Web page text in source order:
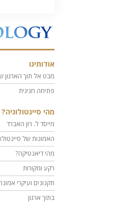
אודותינו
מבט אל תוך הארגון
פתיחה חגיגית
מהי סיינטולוגיה?
מייסד ל. רון האברד
האמונות של
מהי דיאנטיקה?
רקע ומקורות
תקנונים ועיקרי
בתוך ארגון